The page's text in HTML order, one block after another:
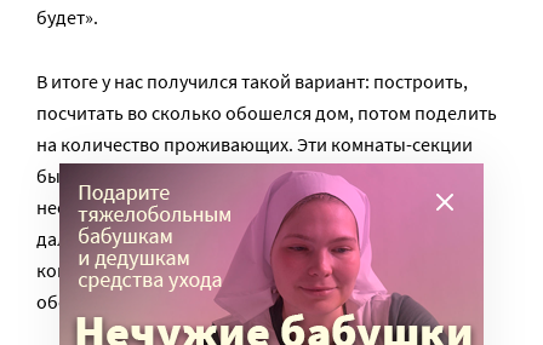
будет».
В итоге у нас получился такой вариант: построить,
посчитать во сколько обошелся дом, потом поделить
на количество проживающих. Эти комнаты-секции
были бы собственностью опекунов, ребят
необходимо было бы в них прописать, чтобы в
дальнейшем наша организация могла бы получать
компенсацию от государства за социальное
обслуживание ребят на дому.